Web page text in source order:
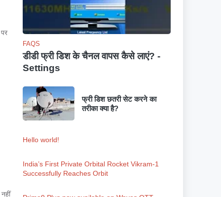
FAQS
डीडी फ्री डिश के चैनल वापस कैसे लाएं? -
Settings
फ्री डिश छतरी सेट करने का
तरीका क्या है?
Hello world!
India’s First Private Orbital Rocket Vikram-1
Successfully Reaches Orbit